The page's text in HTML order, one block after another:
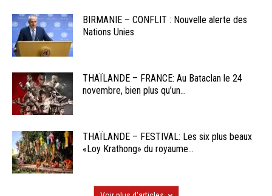
BIRMANIE – CONFLIT : Nouvelle alerte des
Nations Unies
THAÏLANDE – FRANCE: Au Bataclan le 24
novembre, bien plus qu’un...
THAÏLANDE – FESTIVAL: Les six plus beaux
«Loy Krathong» du royaume...